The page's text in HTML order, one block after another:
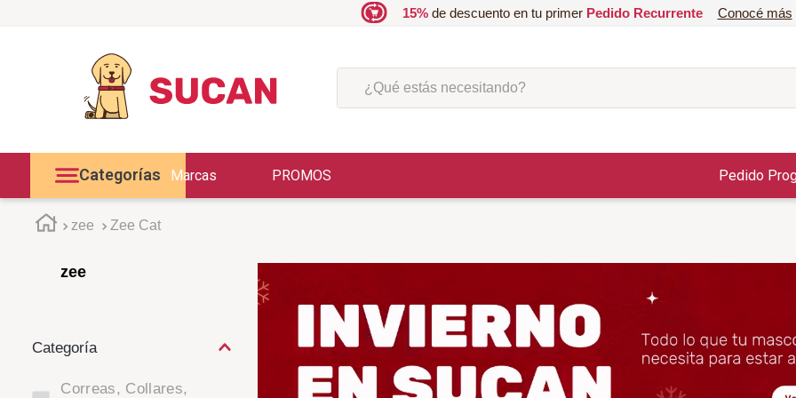
15%de descuento en tu primer Pedido Recurrente Conocé más
¿Qué estás necesitando?
Categorías Marcas PROMOS Pedido
zee Zee Cat
zee
Correas, Collares,